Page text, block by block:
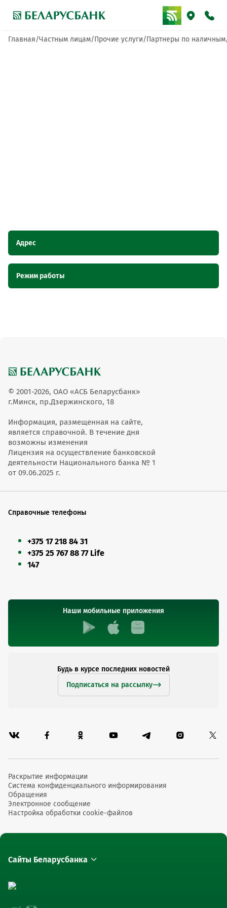
Главная Частным лицам Прочие услуги Партнеры по наличным
Адрес
обслуживания ОТС
Режим работы
© 2001-2026, ОАО «АСБ Беларусбанк»
г.Минск, пр.Дзержинского, 18
Информация, размещенная на сайте,
является справочной. В течение дня
возможны изменения
Лицензия на осуществление банковской
деятельности Национального банка № 1
от 09.06.2025 г.
Справочные телефоны
+375 17 218 84 31
+375 25 767 88 77 Life
147
Наши мобильные приложения
Будь в курсе последних новостей
Подписаться на рассылку
Раскрытие информации
Система конфиденциального информирования
Обращения
Электронное сообщение
Настройка обработки cookie-файлов
Сайты Беларусбанка